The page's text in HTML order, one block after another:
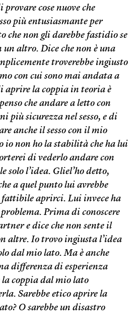
cose nuove che
più entusiasmante per
che non gli darebbe fastidio se
un altro. Dice che non è una
troverebbe ingiusto
con cui sono mai andata a
aprire la coppia in teoria è
che andare a letto con
più sicurezza nel sesso, e di
anche il sesso con il mio
io non ho la stabilità che ha lui
di vederlo andare con
solo l’idea. Gliel’ho detto,
a quel punto lui avrebbe
fattibile aprirci. Lui invece ha
Prima di conoscere
e dice che non sente il
altre. Io trovo ingiusta l’idea
dal mio lato. Ma è anche
differenza di esperienza
la coppia dal mio lato
Sarebbe etico aprire la
O sarebbe un disastro